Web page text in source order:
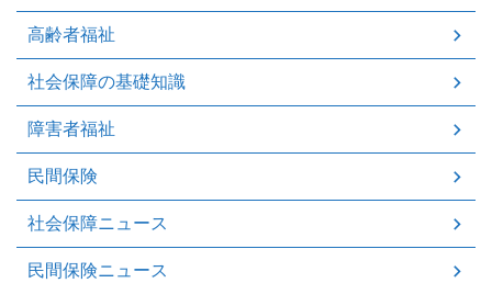
高齢者福祉
社会保障の基礎知識
障害者福祉
民間保険
社会保障ニュース
民間保険ニュース